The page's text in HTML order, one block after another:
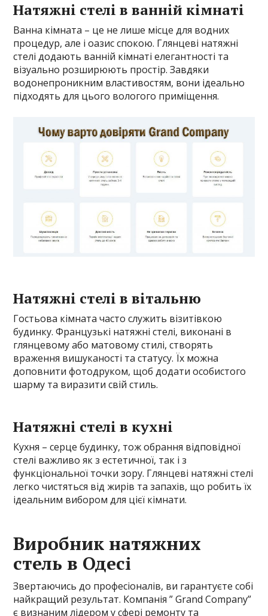
Натяжні стелі в ванній кімнаті
Ванна кімната – це не лише місце для водних
процедур, але і оазис спокою. Глянцеві натяжні
стелі додають ванній кімнаті елегантності та
візуально розширюють простір. Завдяки
водонепроникним властивостям, вони ідеально
підходять для цього вологого приміщення.
Натяжні стелі в вітальню
Гостьова кімната часто служить візитівкою
будинку. Французькі натяжні стелі, виконані в
глянцевому або матовому стилі, створять
враження вишуканості та статусу. Їх можна
доповнити фотодруком, щоб додати особистого
шарму та виразити свій стиль.
Натяжні стелі в кухні
Кухня – серце будинку, тож обрання відповідної
стелі важливо як з естетичної, так і з
функціональної точки зору. Глянцеві натяжні стелі
легко чистяться від жирів та запахів, що робить їх
ідеальним вибором для цієї кімнати.
Виробник натяжних
стель в Одесі
Звертаючись до професіоналів, ви гарантуєте собі
найкращий результат. Компанія ” Grand Company”
є визнаним лідером у сфері ремонту та